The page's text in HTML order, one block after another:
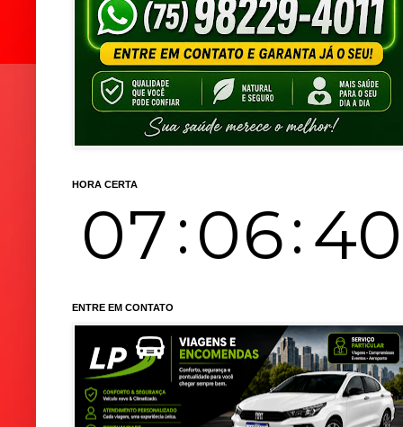
HORA CERTA
ENTRE EM CONTATO